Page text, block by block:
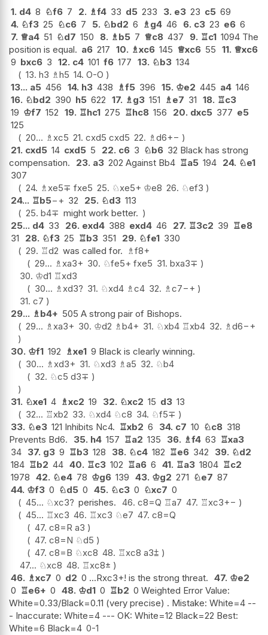
1. d4 8 ♘f6 7 2. ♗f4 33 d5 233 3. e3 23 c5 69
4. ♘f3 25 ♘c6 7 5. ♘bd2 6 ♗g4 46 6. c3 23 e6 6
7. ♕a4 51 ♘d7 150 8. ♗b5 7 ♕c8 437 9. ♖c1 1094 The
position is equal. a6 217 10. ♗xc6 145 ♕xc6 55 11. ♕xc6
9 bxc6 3 12. c4 101 f6 177 13. ♘b3 134
13. h3 ♗h5 14. O-O
13... a5 456 14. h3 438 ♗f5 396 15. ♔e2 445 a4 146
16. ♘bd2 390 h5 622 17. ♗g3 151 ♗e7 31 18. ♖c3
19 ♔f7 152 19. ♖hc1 275 ♖hc8 156 20. dxc5 377 e5
125
20... ♗xc5 21. cxd5 cxd5 22. ♗d6+−
21. cxd5 14 cxd5 5 22. c6 3 ♘b6 32 Black has strong
compensation.
23. a3 202 Against Bb4 ♖a5 194 24. ♘e1
307
24. ♗xe5∓ fxe5 25. ♘xe5+ ♔e8 26. ♘ef3
24... ♖b5−+ 32 25. ♘d3 113
25. b4∓ might work better.
25... d4 33 26. exd4 388 exd4 46 27. ♖3c2 39 ♖e8
31
28. ♘f3 25 ♖b3 351 29. ♘fe1 330
29. ♖d2 was called for. ♗f8+
29... ♗xa3+ 30. ♘fe5+ fxe5 31. bxa3∓
30. ♔d1 ♖xd3
30... ♗xd3? 31. ♘xd4 ♗c4 32. ♗c7−+
31. c7
29... ♗b4+ 505 A strong pair of Bishops.
29... ♗xa3+ 30. ♔d2 ♗b4+ 31. ♘xb4 ♖xb4 32. ♗d6−+
30. ♔f1 192 ♗xe1 9 Black is clearly winning.
30... ♗xd3+ 31. ♘xd3 ♗a5 32. ♘b4
32. ♘c5 d3∓
31. ♘xe1 4 ♗xc2 19 32. ♘xc2 15 d3 13
32... ♖xb2 33. ♘xd4 ♘c8 34. ♘f5∓
33. ♘e3 121 Inhibits Nc4. ♖xb2 6 34. c7 10 ♘c8 318
Prevents Bd6.
35. h4 157 ♖a2 135 36. ♗f4 63 ♖xa3
34 37. g3 9 ♖b3 128 38. ♘c4 182 ♖e6 342 39. ♘d2
184 ♖b2 44 40. ♖c3 102 ♖a6 6 41. ♖a3 1804 ♖c2
1978 42. ♘e4 78 ♔g6 139 43. ♔g2 271 ♘e7 87
44. ♔f3 0 ♘d5 0 45. ♘c3 0 ♘xc7 0
45... ♘xc3? perishes. 46. c8=Q ♖a7 47. ♖xc3+−
45... ♖xc3 46. ♖xc3 ♘e7 47. c8=Q
47. c8=R a3
47. c8=N ♘d5
47. c8=B ♘xc8 48. ♖xc8 a3⩲
47... ♘xc8 48. ♖xc8±
46. ♗xc7 0 d2 0 ...Rxc3+! is the strong threat. 47. ♔e2
0 ♖e6+ 0 48. ♔d1 0 ♖b2 0 Weighted Error Value:
White=0.33/Black=0.11 (very precise) . Mistake: White=4 --
- Inaccurate: White=4 --- OK: White=12 Black=22 Best:
White=6 Black=4 0-1